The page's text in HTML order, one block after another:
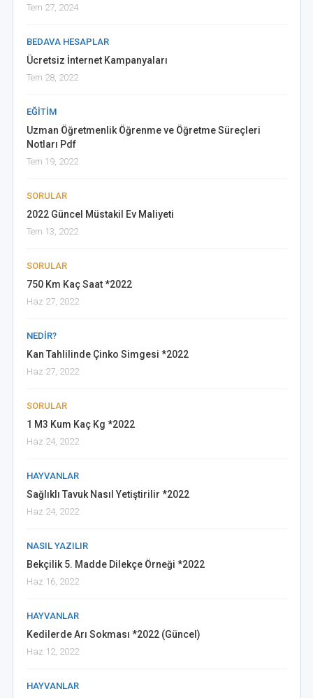
Tem 27, 2024
BEDAVA HESAPLAR
Ücretsiz İnternet Kampanyaları
Tem 28, 2022
EĞITIM
Uzman Öğretmenlik Öğrenme ve Öğretme Süreçleri
Notları Pdf
Tem 19, 2022
SORULAR
2022 Güncel Müstakil Ev Maliyeti
Tem 13, 2022
SORULAR
750 Km Kaç Saat *2022
Haz 27, 2022
NEDIR?
Kan Tahlilinde Çinko Simgesi *2022
Haz 27, 2022
SORULAR
1 M3 Kum Kaç Kg *2022
Haz 24, 2022
HAYVANLAR
Sağlıklı Tavuk Nasıl Yetiştirilir *2022
Haz 24, 2022
NASIL YAZILIR
Bekçilik 5. Madde Dilekçe Örneği *2022
Haz 16, 2022
HAYVANLAR
Kedilerde Arı Sokması *2022 (Güncel)
Haz 12, 2022
HAYVANLAR